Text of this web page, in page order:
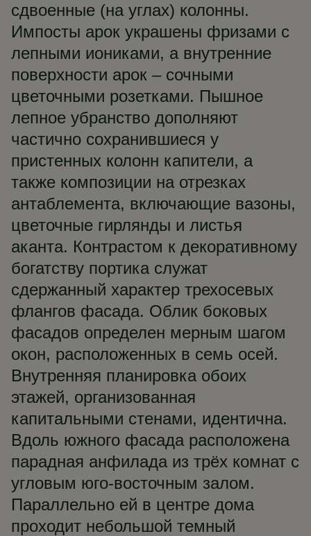
сдвоенные (на углах) колонны.
Импосты арок украшены фризами с
лепными иониками, а внутренние
поверхности арок – сочными
цветочными розетками. Пышное
лепное убранство дополняют
частично сохранившиеся у
пристенных колонн капители, а
также композиции на отрезках
антаблемента, включающие вазоны,
цветочные гирлянды и листья
аканта. Контрастом к декоративному
богатству портика служат
сдержанный характер трехосевых
флангов фасада. Облик боковых
фасадов определен мерным шагом
окон, расположенных в семь осей.
Внутренняя планировка обоих
этажей, организованная
капитальными стенами, идентична.
Вдоль южного фасада расположена
парадная анфилада из трёх комнат с
угловым юго-восточным залом.
Параллельно ей в центре дома
проходит небольшой темный